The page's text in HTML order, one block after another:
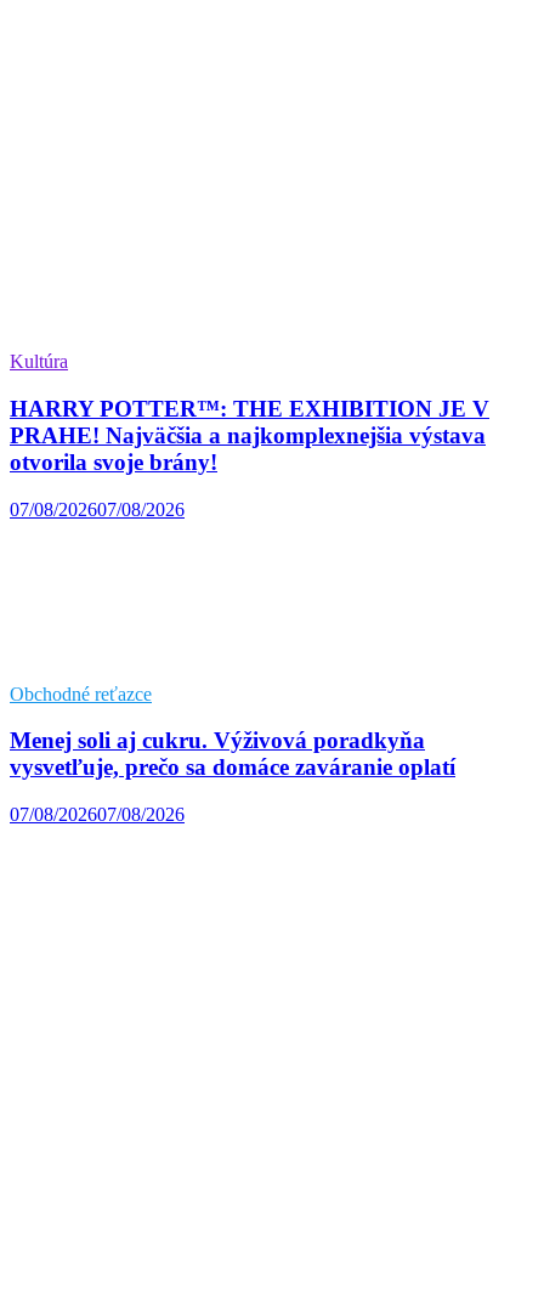
Kultúra
HARRY POTTER™: THE EXHIBITION JE V
PRAHE! Najväčšia a najkomplexnejšia výstava
otvorila svoje brány!
07/08/202607/08/2026
Obchodné reťazce
Menej soli aj cukru. Výživová poradkyňa
vysvetľuje, prečo sa domáce zaváranie oplatí
07/08/202607/08/2026